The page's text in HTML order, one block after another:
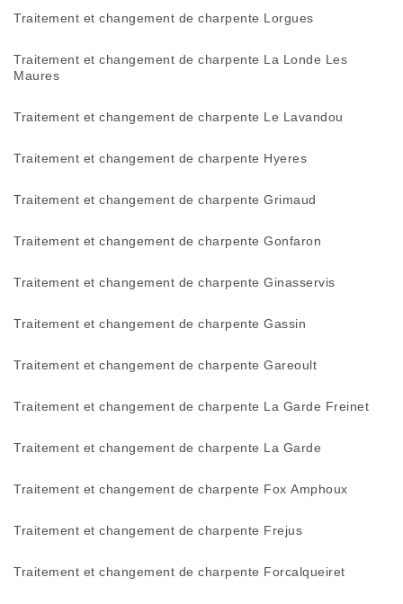
Traitement et changement de charpente Lorgues
Traitement et changement de charpente La Londe Les
Maures
Traitement et changement de charpente Le Lavandou
Traitement et changement de charpente Hyeres
Traitement et changement de charpente Grimaud
Traitement et changement de charpente Gonfaron
Traitement et changement de charpente Ginasservis
Traitement et changement de charpente Gassin
Traitement et changement de charpente Gareoult
Traitement et changement de charpente La Garde Freinet
Traitement et changement de charpente La Garde
Traitement et changement de charpente Fox Amphoux
Traitement et changement de charpente Frejus
Traitement et changement de charpente Forcalqueiret